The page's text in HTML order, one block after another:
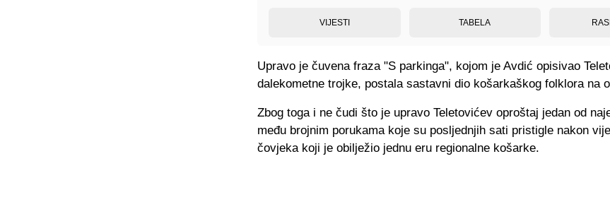
VIJESTI TABELA
Upravo je čuvena fraza "S parkinga", kojom je Avdić opisivao
dalekometne trojke, postala sastavni dio košarkaškog folklora na
Zbog toga i ne čudi što je upravo Teletovićev oproštaj jedan od
među brojnim porukama koje su posljednjih sati pristigle nakon
čovjeka koji je obilježio jednu eru regionalne košarke.